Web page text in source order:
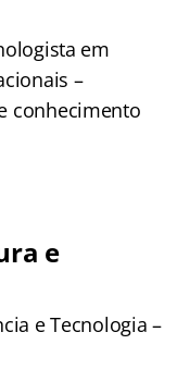
em
–
conhecimento
e
e Tecnologia –